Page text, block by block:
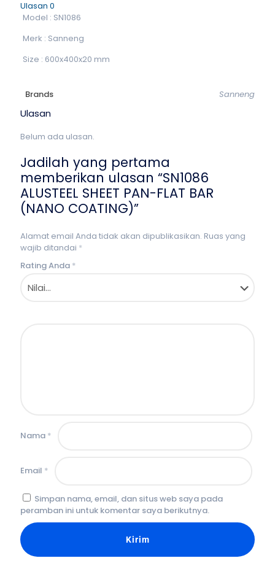
Ulasan 0
Model : SN1086
Merk : Sanneng
Size : 600x400x20 mm
Brands Sanneng
Ulasan
Belum ada ulasan.
Jadilah yang pertama
memberikan ulasan “SN1086
ALUSTEEL SHEET PAN-FLAT BAR
(NANO COATING)”
Alamat email Anda tidak akan dipublikasikan. Ruas yang
wajib ditandai *
Rating Anda *
Nama *
Email *
Simpan nama, email, dan situs web saya pada
peramban ini untuk komentar saya berikutnya.